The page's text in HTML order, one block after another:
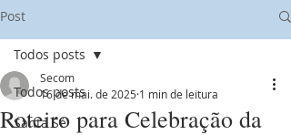
Post
Todos posts
Santa Sé
Todos posts
Roteiro para Celebração da
Secom
16 de mai. de 2025 1 min de leitura